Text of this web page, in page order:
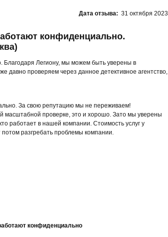
Дата отзыва: 31 октября 2023
конфиденциально.
Благодаря Легиону, мы можем быть уверены в
давно проверяем через данное детективное агентство,
За свою репутацию мы не переживаем!
масштабной проверке, это и хорошо. Зато мы уверены
работает в нашей компании. Стоимость услуг у
потом разгребать проблемы компании.
конфиденциально